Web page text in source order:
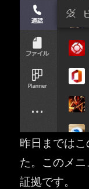
昨日までは
た。このメ
証拠です。